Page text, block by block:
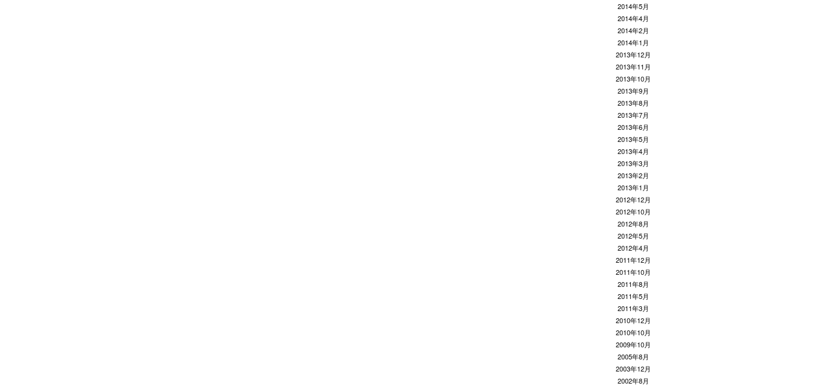
2014年5月
2014年4月
2014年2月
2014年1月
2013年12月
2013年11月
2013年10月
2013年9月
2013年8月
2013年7月
2013年6月
2013年5月
2013年4月
2013年3月
2013年2月
2013年1月
2012年12月
2012年10月
2012年8月
2012年5月
2012年4月
2011年12月
2011年10月
2011年8月
2011年5月
2011年3月
2010年12月
2010年10月
2009年10月
2005年8月
2003年12月
2002年8月